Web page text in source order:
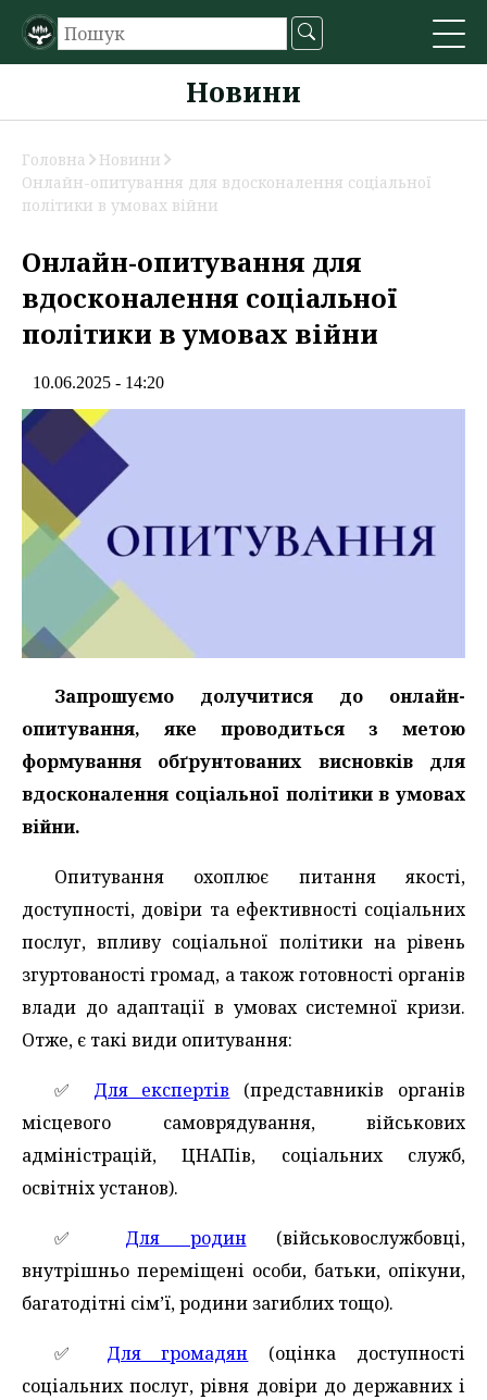
Новини
Головна
Новини
Онлайн-опитування для вдосконалення соціальної
політики в умовах війни
Онлайн-опитування для
вдосконалення соціальної
політики в умовах війни
10.06.2025 - 14:20
Запрошуємо долучитися до онлайн-
опитування, яке проводиться з метою
формування обґрунтованих висновків для
вдосконалення соціальної політики в умовах
війни.
Опитування охоплює питання якості,
доступності, довіри та ефективності соціальних
послуг, впливу соціальної політики на рівень
згуртованості громад, а також готовності органів
влади до адаптації в умовах системної кризи.
Отже, є такі види опитування:
✅️ Для експертів (представників органів
місцевого самоврядування, військових
адміністрацій, ЦНАПів, соціальних служб,
освітніх установ).
✅️ Для родин (військовослужбовці,
внутрішньо переміщені особи, батьки, опікуни,
багатодітні сім’ї, родини загиблих тощо).
✅️ Для громадян (оцінка доступності
соціальних послуг, рівня довіри до державних і